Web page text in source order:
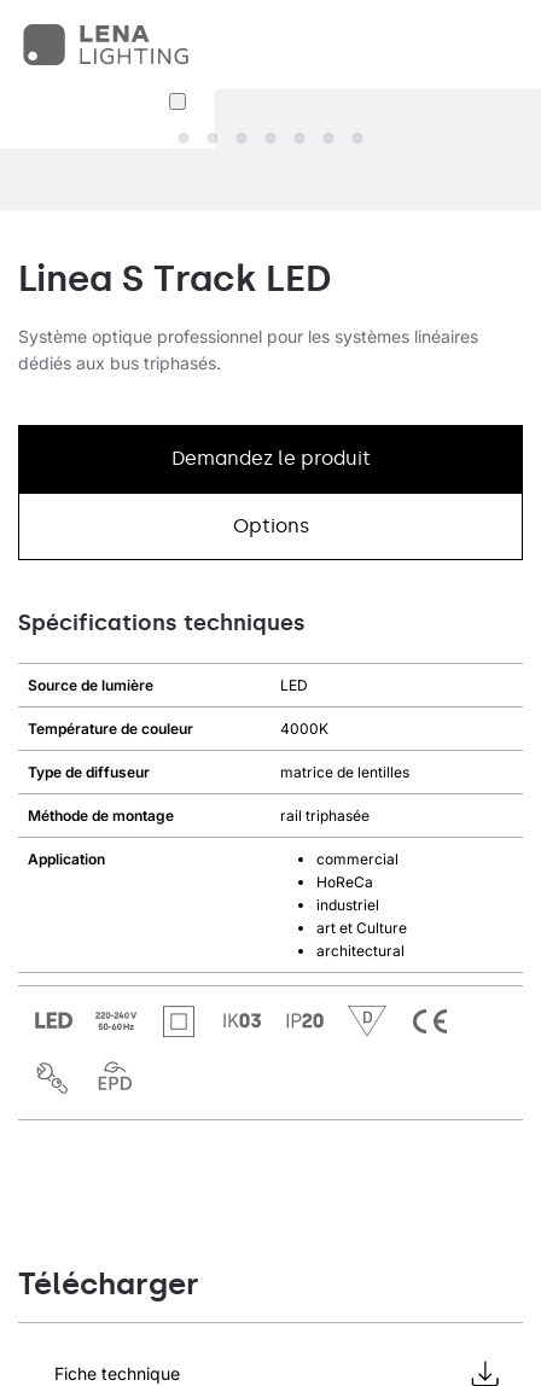
Linea S Track LED
Système optique professionnel pour les systèmes linéaires
dédiés aux bus triphasés.
Demandez le produit
Options
Spécifications techniques
Source de lumière LED
Température de couleur 4000K
Type de diffuseur matrice de lentilles
Méthode de montage rail triphasée
Application
commercial
HoReCa
industriel
art et Culture
architectural
Télécharger
Fiche technique